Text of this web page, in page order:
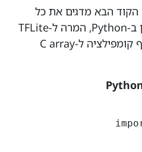
הקוד הבא מדגים את כל
השרשרת: אימון מודל קטן ב-Python, המרה ל-TFLite
עם quantization, ולבסוף קומפילציה ל-C array